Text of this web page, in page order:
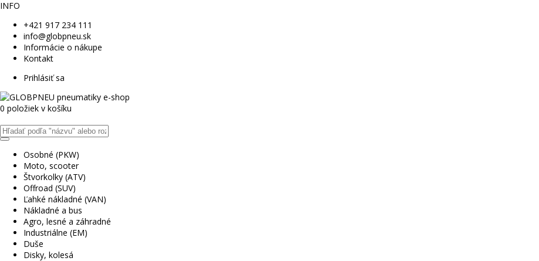
INFO
+421 917 234 111
info@globpneu.sk
Informácie o nákupe
Kontakt
Prihlásiť sa
0 položiek v košíku
Osobné (PKW)
Moto, scooter
Štvorkolky (ATV)
Offroad (SUV)
Ľahké nákladné (VAN)
Nákladné a bus
Agro, lesné a záhradné
Industriálne (EM)
Duše
Disky, kolesá